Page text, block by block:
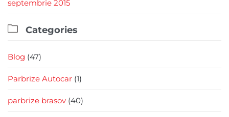
septembrie 2015
 Categories
Blog (47)
Parbrize Autocar (1)
parbrize brasov (40)